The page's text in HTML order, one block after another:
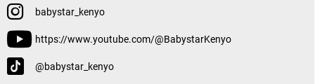
babystar_kenyo
https://www.youtube.com/@BabystarKenyo
@babystar_kenyo